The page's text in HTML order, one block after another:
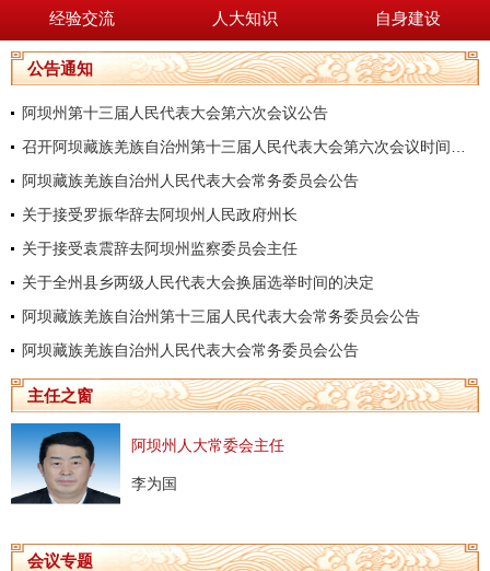
经验交流 人大知识 自身建设
公告通知
阿坝州第十三届人民代表大会第六次会议公告
阿坝藏族羌族自治州人民代表大会常务委员会公告
关于接受罗振华辞去阿坝州人民政府州长
关于接受袁震辞去阿坝州监察委员会主任
关于全州县乡两级人民代表大会换届选举时间的决定
阿坝藏族羌族自治州第十三届人民代表大会常务委员会公告
阿坝藏族羌族自治州人民代表大会常务委员会公告
主任之窗
阿坝州人大常委会主任
李为国
会议专题